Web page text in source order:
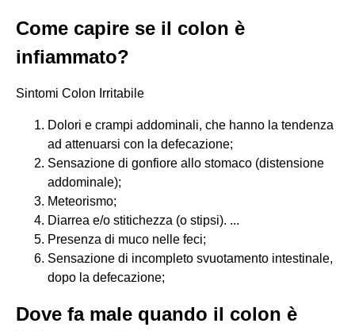
Come capire se il colon è
infiammato?
Sintomi Colon Irritabile
Dolori e crampi addominali, che hanno la tendenza
ad attenuarsi con la defecazione;
Sensazione di gonfiore allo stomaco (distensione
addominale);
Meteorismo;
Diarrea e/o stitichezza (o stipsi). ...
Presenza di muco nelle feci;
Sensazione di incompleto svuotamento intestinale,
dopo la defecazione;
Dove fa male quando il colon è